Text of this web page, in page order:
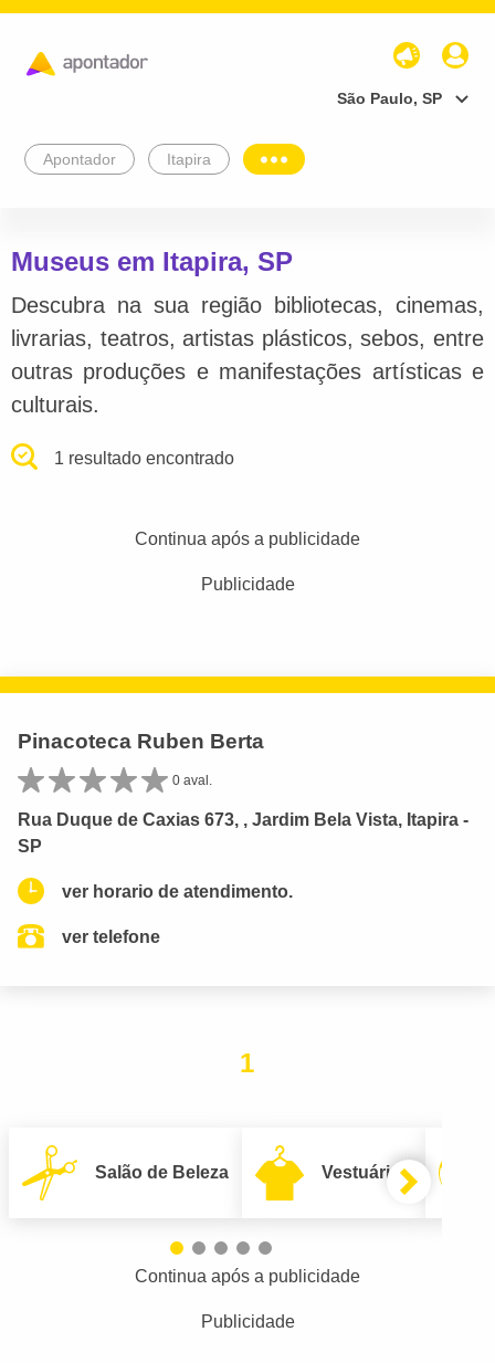
São Paulo, SP
Apontador Itapira
Museus em Itapira, SP
Descubra na sua região bibliotecas, cinemas,
livrarias, teatros, artistas plásticos, sebos, entre
outras produções e manifestações artísticas e
culturais.
1 resultado encontrado
Continua após a publicidade
Publicidade
Pinacoteca Ruben Berta
0 aval.
Rua Duque de Caxias 673, , Jardim Bela Vista, Itapira -
SP
ver horario de atendimento.
ver telefone
1
Salão de Beleza Vestuário
Continua após a publicidade
Publicidade